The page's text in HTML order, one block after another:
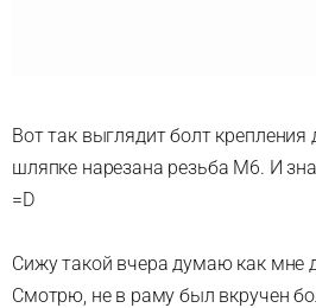
Вот так выглядит болт крепления
шляпке нарезана резьба М6. И
=D
Сижу такой вчера думаю как мне
Смотрю, не в раму был вкручен